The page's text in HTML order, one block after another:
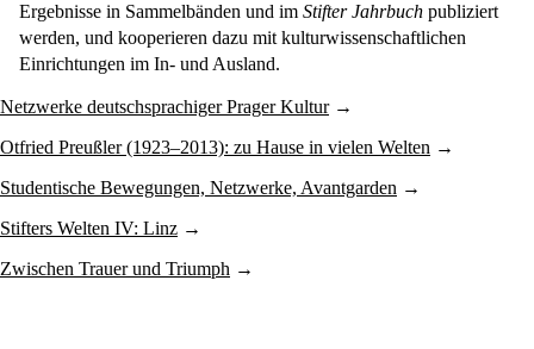
Ergebnisse in Sammelbänden und im Stifter Jahrbuch publiziert
werden, und kooperieren dazu mit kulturwissenschaftlichen
Einrichtungen im In- und Ausland.
Netzwerke deutschsprachiger Prager Kultur
Otfried Preußler (1923–2013): zu Hause in vielen Welten
Studentische Bewegungen, Netzwerke, Avantgarden
Stifters Welten IV: Linz
Zwischen Trauer und Triumph